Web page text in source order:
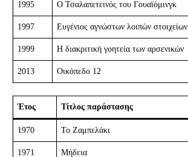
1995 Ο Τσαλαπετεινός του Γουαϊόμινγκ
1997 Ευγένιος αγνώστων λοιπών στοιχείων
1999 Η διακριτική γοητεία των αρσενικών
2013 Οικόπεδο 12
Έτος Τίτλος παράστασης
1970 Το Ζαμπελάκι
1971 Μήδεια